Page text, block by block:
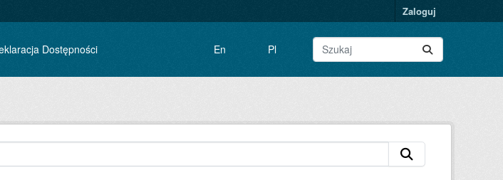
Zaloguj
Dostępności En Pl